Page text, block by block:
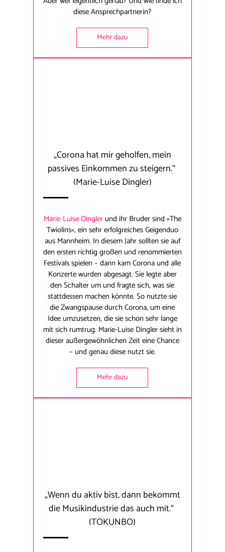
diese Ansprechpartnerin?
Mehr dazu
„Corona hat mir geholfen, mein
passives Einkommen zu steigern.“
(Marie-Luise Dingler)
Marie-Luise Dinglerund ihr Bruder sind »The
Twiolins«, ein sehr erfolgreiches Geigenduo
aus Mannheim. In diesem Jahr sollten sie auf
den ersten richtig großen und renommierten
Festivals spielen – dann kam Corona und alle
Konzerte wurden abgesagt. Sie legte aber
den Schalter um und fragte sich, was sie
stattdessen machen könnte. So nutzte sie
die Zwangspause durch Corona, um eine
Idee umzusetzen, die sie schon sehr lange
mit sich rumtrug. Marie-Luise Dingler sieht in
dieser außergewöhnlichen Zeit eine Chance
– und genau diese nutzt sie.
Mehr dazu
„Wenn du aktiv bist, dann bekommt
die Musikindustrie das auch mit.“
(TOKUNBO)